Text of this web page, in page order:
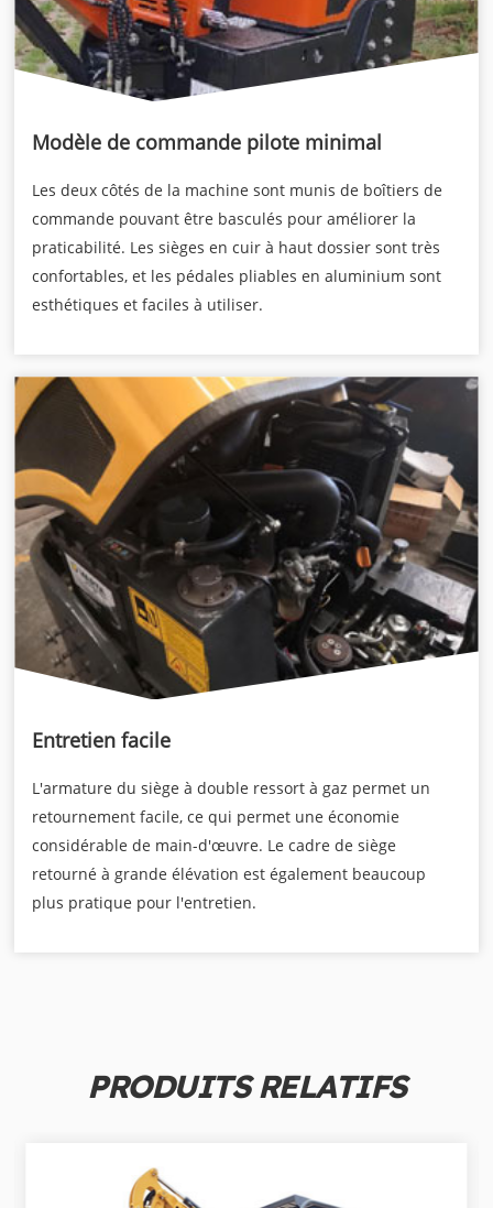
Modèle de commande pilote minimal
Les deux côtés de la machine sont munis de boîtiers de
commande pouvant être basculés pour améliorer la
praticabilité. Les sièges en cuir à haut dossier sont très
confortables, et les pédales pliables en aluminium sont
esthétiques et faciles à utiliser.
Entretien facile
L'armature du siège à double ressort à gaz permet un
retournement facile, ce qui permet une économie
considérable de main-d'œuvre. Le cadre de siège
retourné à grande élévation est également beaucoup
plus pratique pour l'entretien.
PRODUITS RELATIFS